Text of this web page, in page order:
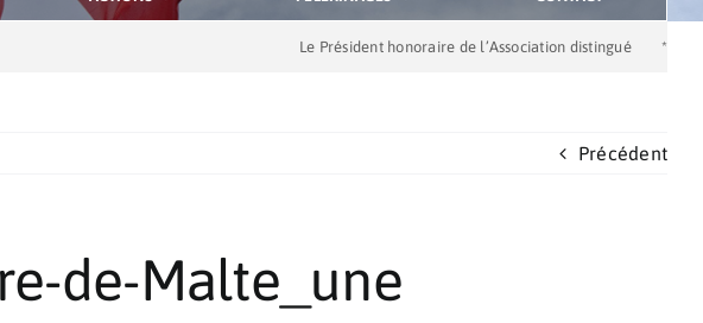
Le Président honoraire de l’Association distingué * Dons
Précédent
de-Malte_une